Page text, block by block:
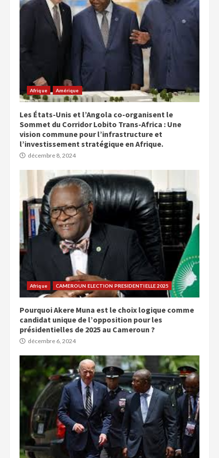
Afrique Amérique
Les États-Unis et l’Angola co-organisent le
Sommet du Corridor Lobito Trans-Africa : Une
vision commune pour l’infrastructure et
l’investissement stratégique en Afrique.
décembre 8, 2024
Afrique CAMEROUN ELECTION PRESIDENTIELLE 2025
Pourquoi Akere Muna est le choix logique comme
candidat unique de l’opposition pour les
présidentielles de 2025 au Cameroun ?
décembre 6, 2024